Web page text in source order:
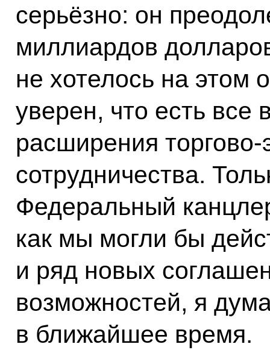
серьёзно: он
миллиардов
не хотелось на этом
уверен, что есть все
расширения торгово-
сотрудничества.
Федеральный
как мы могли бы
и ряд новых
возможностей, я
в ближайшее время.